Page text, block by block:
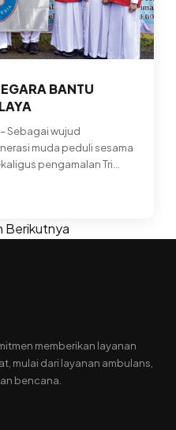
BANTU
Sebagai wujud
muda peduli sesama
pengamalan Tri
Berikutnya
memberikan layanan
mulai dari layanan ambulans,
bencana.